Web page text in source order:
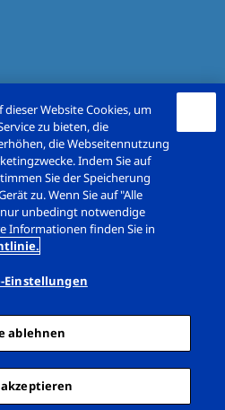
Medical Care (Schweiz)
Cookie Einstellungen
Website Cookies, um
zu bieten, die
die Webseitennutzung
Indem Sie auf
Sie der Speicherung
zu. Wenn Sie auf "Alle
unbedingt notwendige
Informationen finden Sie in
Einstellungen
ablehnen